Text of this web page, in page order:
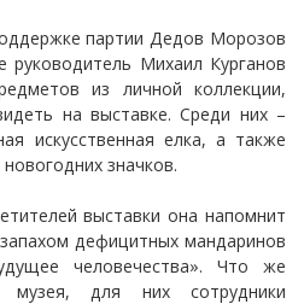
партии Дедов Морозов
руководитель Михаил Курганов
из личной коллекции,
на выставке. Среди них –
искусственная елка, а также
значков.
выставки она напомнит
дефицитных мандаринов
человечества». Что же
музея, для них сотрудники